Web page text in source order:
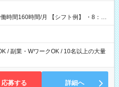
/月 【シフト例】 ・8：00
/ 副業・WワークOK / 10名以上の大量
応募する 詳細へ